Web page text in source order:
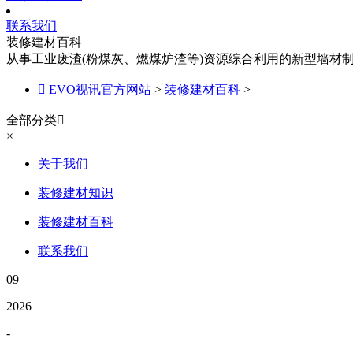
联系我们
装修建材百科
从事工业废渣(粉煤灰、燃煤炉渣等)资源综合利用的新型墙材
 EVO视讯官方网站 > 装修建材百科 >
全部分类
×
关于我们
装修建材知识
装修建材百科
联系我们
09
2026
-